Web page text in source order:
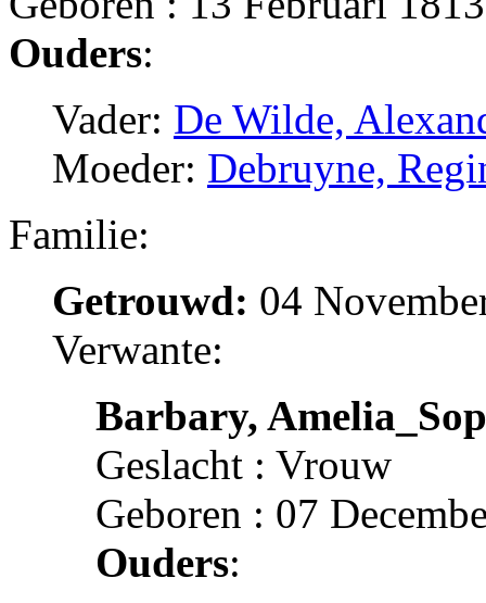
Ouders:
Vader: De Wilde,
Moeder: Debruyne,
Familie:
Getrouwd: 04
Verwante:
Barbary,
Geslacht : Vrouw
Geboren : 07
Ouders: